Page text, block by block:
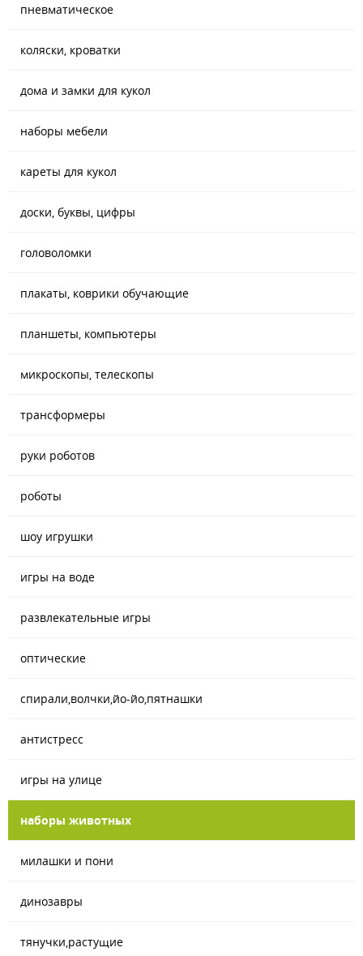
пневматическое
коляски, кроватки
дома и замки для кукол
наборы мебели
кареты для кукол
доски, буквы, цифры
головоломки
плакаты, коврики обучающие
планшеты, компьютеры
микроскопы, телескопы
трансформеры
руки роботов
роботы
шоу игрушки
игры на воде
развлекательные игры
оптические
спирали,волчки,йо-йо,пятнашки
антистресс
игры на улице
наборы животных
милашки и пони
динозавры
тянучки,растущие